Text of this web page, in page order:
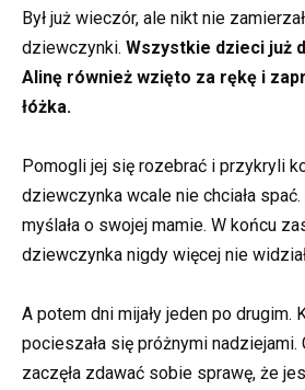
Był już wieczór, ale nikt nie
dziewczynki. Wszystkie dzieci już
Alinę również wzięto za rękę i
łóżka.
Pomogli jej się rozebrać i przykryli
dziewczynka wcale nie chciała spać.
myślała o swojej mamie. W końcu
dziewczynka nigdy więcej nie
A potem dni mijały jeden po drugim.
pocieszała się próżnymi nadziejami.
zaczęła zdawać sobie sprawę, że